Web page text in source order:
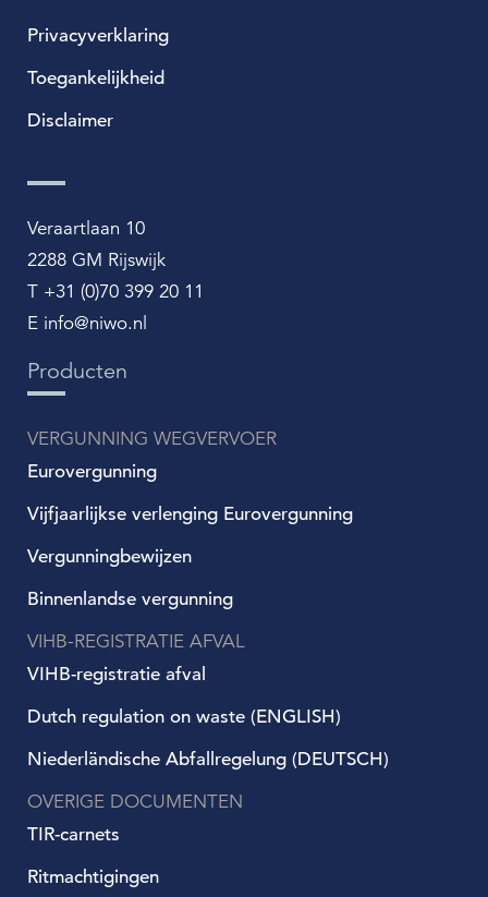
Privacyverklaring
Toegankelijkheid
Disclaimer
Veraartlaan 10
2288 GM Rijswijk
T +31 (0)70 399 20 11
E info@niwo.nl
Producten
VERGUNNING WEGVERVOER
Eurovergunning
Vijfjaarlijkse verlenging Eurovergunning
Vergunningbewijzen
Binnenlandse vergunning
VIHB-REGISTRATIE AFVAL
VIHB-registratie afval
Dutch regulation on waste (ENGLISH)
Niederländische Abfallregelung (DEUTSCH)
OVERIGE DOCUMENTEN
TIR-carnets
Ritmachtigingen